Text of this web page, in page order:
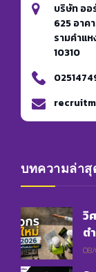
บริษัท อ
625 อาค
รามคำแ
10310
บทความล่าสุ
วิ
ต